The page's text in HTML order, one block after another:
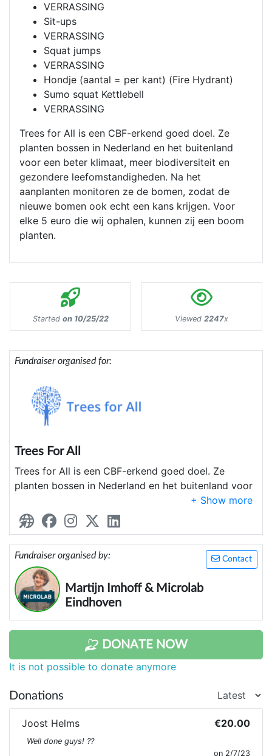
VERRASSING
Sit-ups
VERRASSING
Squat jumps
VERRASSING
Hondje (aantal = per kant) (Fire Hydrant)
Sumo squat Kettlebell
VERRASSING
Trees for All is een CBF-erkend goed doel. Ze
planten bossen in Nederland en het buitenland
voor een beter klimaat, meer biodiversiteit en
gezondere leefomstandigheden. Na het
aanplanten monitoren ze de bomen, zodat de
nieuwe bomen ook echt een kans krijgen. Voor
elke 5 euro die wij ophalen, kunnen zij een boom
planten.
Started on 10/25/22 Viewed 2247x
Fundraiser organised for:
Trees For All
Trees for All is een CBF-erkend goed doel. Ze
planten bossen in Nederland en het buitenland voor
een beter klimaat, meer biodiversiteit en gezondere
leefomstandigheden. Na het aanplanten monitoren
ze de bomen, zodat de nieuwe bomen ook echt
een kans krijgen. Voor elke 5 euro die wij ophalen,
kunnen zij een boom planten.
Contact
Fundraiser organised by:
Martijn Imhoff & Microlab
Eindhoven
DONATE NOW
It is not possible to donate anymore
Donations
Joost Helms €20.00
Well done guys! ??
on 2/7/23